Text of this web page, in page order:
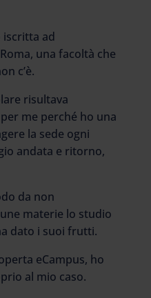
iscritta ad
una facoltà che
c’è.
risultava
me perché ho una
la sede ogni
andata e ritorno,
da non
materie lo studio
dato i suoi frutti.
eCampus, ho
al mio caso.